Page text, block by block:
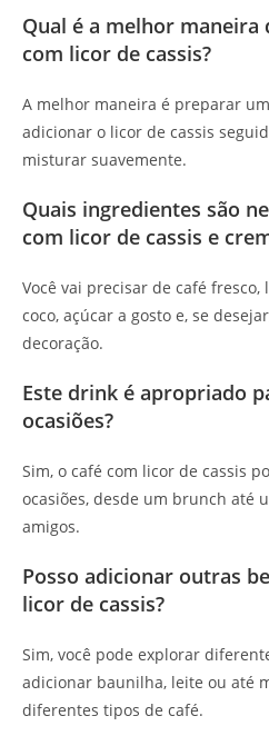
Qual é a melhor maneira
com licor de cassis?
A melhor maneira é preparar
adicionar o licor de cassis
misturar suavemente.
Quais ingredientes são
com licor de cassis e
Você vai precisar de café fresco,
coco, açúcar a gosto e, se
decoração.
Este drink é apropriado
ocasiões?
Sim, o café com licor de cassis
ocasiões, desde um brunch até
amigos.
Posso adicionar outras
licor de cassis?
Sim, você pode explorar
adicionar baunilha, leite ou até
diferentes tipos de café.